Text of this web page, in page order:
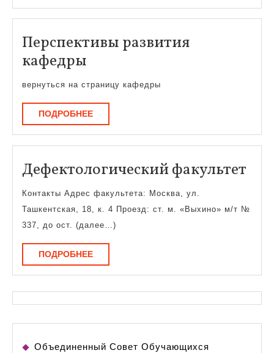
Перспективы развития
кафедры
развития
кафедры
вернуться на страницу кафедры
ПОДРОБНЕЕПОДРОБНЕЕ
Дефектологический факультет
Контакты Адрес факультета: Москва, ул.
Ташкентская, 18, к. 4 Проезд: ст. м. «Выхино» м/т №
337, до ост. (далее…)
ПОДРОБНЕЕПОДРОБНЕЕ
Объединенный Совет Обучающихся